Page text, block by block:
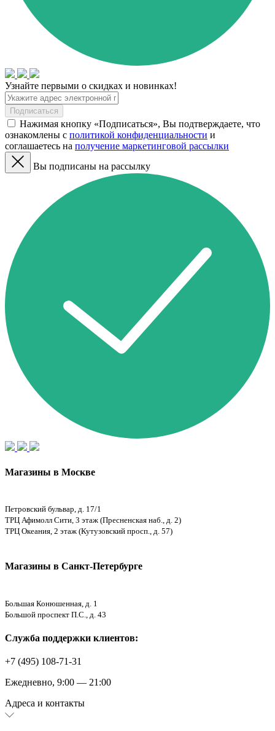
Узнайте первыми о скидках и новинках!
Подписаться
Нажимая кнопку «Подписаться», Вы подтверждаете, что
ознакомлены с политикой конфиденциальности и
соглашаетесь на получение маркетинговой рассылки
Вы подписаны на рассылку
Магазины в Москве
Петровский бульвар, д. 17/1
ТРЦ Афимолл Сити, 3 этаж (Пресненская наб., д. 2)
ТРЦ Океания, 2 этаж (Кутузовский просп., д. 57)
Магазины в Санкт-Петербурге
Большая Конюшенная, д. 1
Большой проспект П.С., д. 43
Служба поддержки клиентов:
+7 (495) 108-71-31
Ежедневно, 9:00 — 21:00
Адреса и контакты